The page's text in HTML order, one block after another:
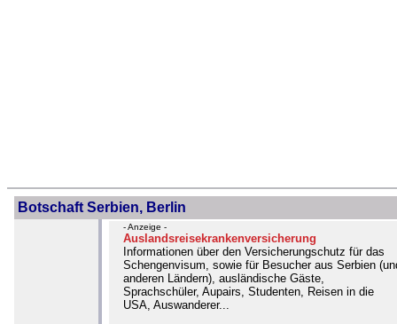
Botschaft Serbien, Berlin
- Anzeige -
Auslandsreisekrankenversicherung
Informationen über den Versicherungschutz für das
Schengenvisum, sowie für Besucher aus Serbien
anderen Ländern), ausländische Gäste,
Sprachschüler, Aupairs, Studenten, Reisen in die
USA, Auswanderer...